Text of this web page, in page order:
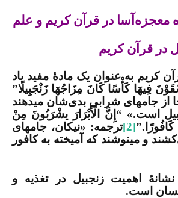
معجزه‌آسا در قرآن کریم و علم
در قرآن کریم
کریم به عنوان یک مادۀ مفید یاد
فِیهَا كَأْسًا كَانَ مِزَاجُهَا زَنْجَبِیلًا”
از جام­های شرابی بدی‌شان می­دهند
است.» “إِنَّ الْأَبْرَارَ یشْرَبُونَ مِنْ
[2]ترجمه: «نیكان، جام­های
و می­نوشند كه آمیخته به كافور
نشانۀ اهمیت زنجبیل در تغذیه و
است.